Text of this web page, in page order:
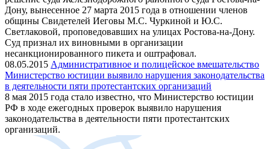
Дону, вынесенное 27 марта 2015 года в отношении членов
общины Свидетелей Иеговы М.С. Чуркиной и Ю.С.
Светлаковой, проповедовавших на улицах Ростова-на-Дону.
Суд признал их виновными в организации
несанкционированного пикета и оштрафовал.
08.05.2015 Административное и полицейское вмешательство
Министерство юстиции выявило нарушения законодательства
в деятельности пяти протестантских организаций
8 мая 2015 года стало известно, что Министерство юстиции
РФ в ходе ежегодных проверок выявило нарушения
законодательства в деятельности пяти протестантских
организаций.